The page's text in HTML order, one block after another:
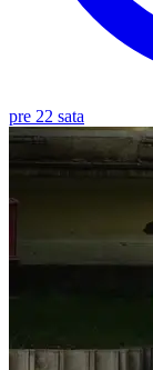
pre 22 sata